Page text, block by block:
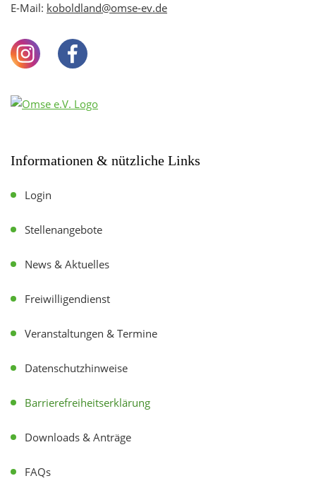
E-Mail: koboldland@omse-ev.de
InstagramFacebook
Informationen & nützliche Links
Login
Stellenangebote
News & Aktuelles
Freiwilligendienst
Veranstaltungen & Termine
Datenschutzhinweise
Barrierefreiheitserklärung
Downloads & Anträge
FAQs